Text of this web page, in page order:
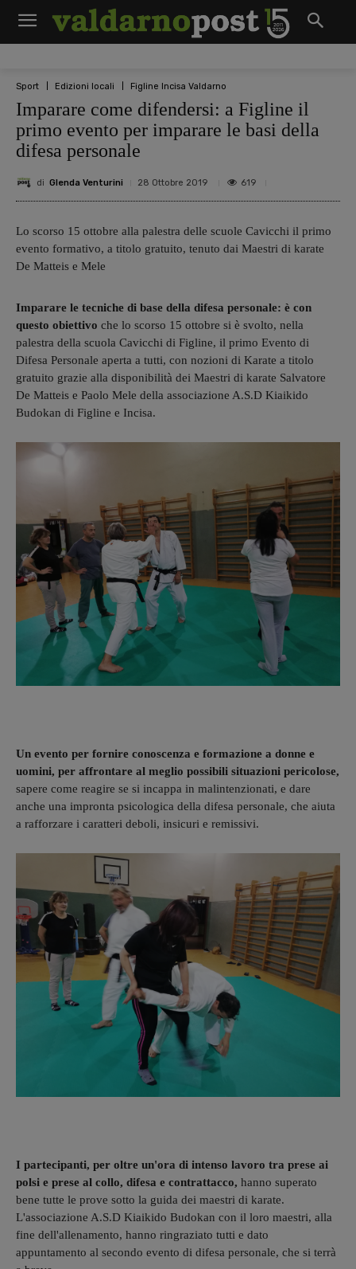
Sport Edizioni locali Figline Incisa Valdarno
Imparare come difendersi: a Figline il
primo evento per imparare le basi della
difesa personale
di Glenda Venturini 28 Ottobre 2019 619
Lo scorso 15 ottobre alla palestra delle scuole Cavicchi il primo
evento formativo, a titolo gratuito, tenuto dai Maestri di karate
De Matteis e Mele
Imparare le tecniche di base della difesa personale: è con
questo obiettivo che lo scorso 15 ottobre si è svolto, nella
palestra della scuola Cavicchi di Figline, il primo Evento di
Difesa Personale aperta a tutti, con nozioni di Karate a titolo
gratuito grazie alla disponibilità dei Maestri di karate Salvatore
De Matteis e Paolo Mele della associazione A.S.D Kiaikido
Budokan di Figline e Incisa.
Un evento per fornire conoscenza e formazione a donne e
uomini, per affrontare al meglio possibili situazioni pericolose,
sapere come reagire se si incappa in malintenzionati, e dare
anche una impronta psicologica della difesa personale, che aiuta
a rafforzare i caratteri deboli, insicuri e remissivi.
I partecipanti, per oltre un'ora di intenso lavoro tra prese ai
polsi e prese al collo, difesa e contrattacco, hanno superato
bene tutte le prove sotto la guida dei maestri di karate.
L'associazione A.S.D Kiaikido Budokan con il loro maestri, alla
fine dell'allenamento, hanno ringraziato tutti e dato
appuntamento al secondo evento di difesa personale, che si terrà